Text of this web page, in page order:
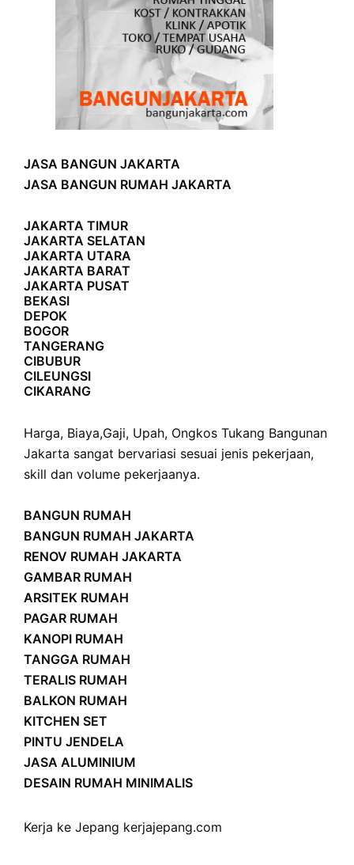
JASA BANGUN JAKARTA
JASA BANGUN RUMAH JAKARTA
JAKARTA TIMUR
JAKARTA SELATAN
JAKARTA UTARA
JAKARTA BARAT
JAKARTA PUSAT
BEKASI
DEPOK
BOGOR
TANGERANG
CIBUBUR
CILEUNGSI
CIKARANG
Harga, Biaya,Gaji, Upah, Ongkos Tukang Bangunan
Jakarta sangat bervariasi sesuai jenis pekerjaan,
skill dan volume pekerjaanya.
BANGUN RUMAH
BANGUN RUMAH JAKARTA
RENOV RUMAH JAKARTA
GAMBAR RUMAH
ARSITEK RUMAH
PAGAR RUMAH
KANOPI RUMAH
TANGGA RUMAH
TERALIS RUMAH
BALKON RUMAH
KITCHEN SET
PINTU JENDELA
JASA ALUMINIUM
DESAIN RUMAH MINIMALIS
Kerja ke Jepang kerjajepang.com